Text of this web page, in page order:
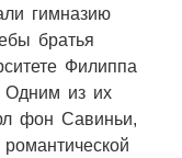
гимназию
братья
Филиппа
Одним из их
фон Савиньи,